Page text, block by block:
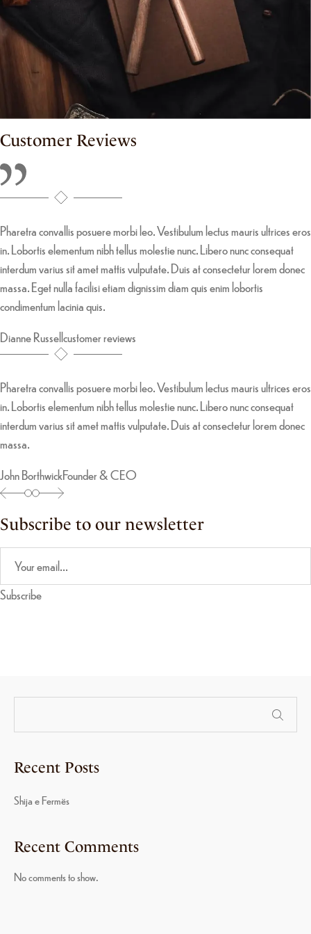
Recent Posts
Shija e Fermës
Recent Comments
No comments to show.
Customer Reviews
Pharetra convallis posuere morbi leo. Vestibulum lectus mauris ultrices eros
in. Lobortis elementum nibh tellus molestie nunc. Libero nunc consequat
interdum varius sit amet mattis vulputate. Duis at consectetur lorem donec
massa. Eget nulla facilisi etiam dignissim diam quis enim lobortis
condimentum lacinia quis.
Dianne Russellcustomer reviews
Pharetra convallis posuere morbi leo. Vestibulum lectus mauris ultrices eros
in. Lobortis elementum nibh tellus molestie nunc. Libero nunc consequat
interdum varius sit amet mattis vulputate. Duis at consectetur lorem donec
massa.
John BorthwickFounder & CEO
Subscribe to our newsletter
Subscribe